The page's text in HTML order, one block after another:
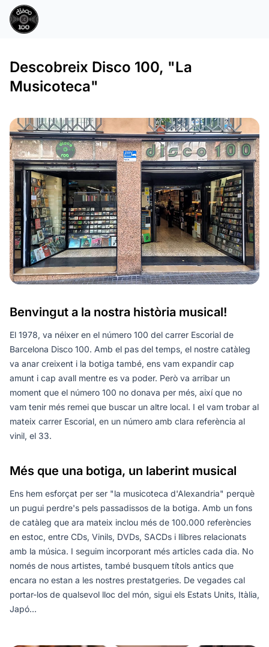
Descobreix Disco 100, "La
Musicoteca"
Benvingut a la nostra història musical!
El 1978, va néixer en el número 100 del carrer Escorial de
Barcelona Disco 100. Amb el pas del temps, el nostre catàleg
va anar creixent i la botiga també, ens vam expandir cap
amunt i cap avall mentre es va poder. Però va arribar un
moment que el número 100 no donava per més, així que no
vam tenir més remei que buscar un altre local. I el vam trobar al
mateix carrer Escorial, en un número amb clara referència al
vinil, el 33.
Més que una botiga, un laberint musical
Ens hem esforçat per ser "la musicoteca d'Alexandria" perquè
un pugui perdre's pels passadissos de la botiga. Amb un fons
de catàleg que ara mateix inclou més de 100.000 referències
en estoc, entre CDs, Vinils, DVDs, SACDs i llibres relacionats
amb la música. I seguim incorporant més articles cada dia. No
només de nous artistes, també busquem títols antics que
encara no estan a les nostres prestatgeries. De vegades cal
portar-los de qualsevol lloc del món, sigui els Estats Units, Itàlia,
Japó...